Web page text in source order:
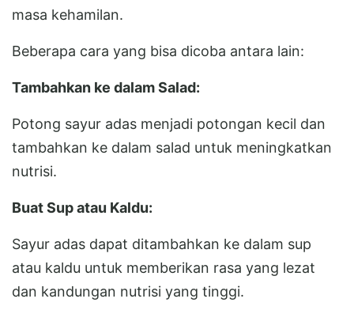
masa kehamilan.
Beberapa cara yang bisa dicoba antara lain:
Tambahkan ke dalam Salad:
Potong sayur adas menjadi potongan kecil dan
tambahkan ke dalam salad untuk meningkatkan
nutrisi.
Buat Sup atau Kaldu:
Sayur adas dapat ditambahkan ke dalam sup
atau kaldu untuk memberikan rasa yang lezat
dan kandungan nutrisi yang tinggi.